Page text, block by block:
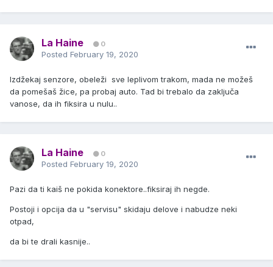
La Haine 0
Posted February 19, 2020
Izdžekaj senzore, obeleži sve leplivom trakom, mada ne možeš
da pomešaš žice, pa probaj auto. Tad bi trebalo da zaključa
vanose, da ih fiksira u nulu..
La Haine 0
Posted February 19, 2020
Pazi da ti kaiš ne pokida konektore..fiksiraj ih negde.
Postoji i opcija da u "servisu" skidaju delove i nabudze neki
otpad,
da bi te drali kasnije..